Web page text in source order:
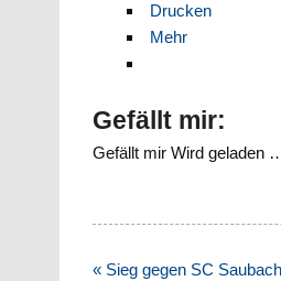
Drucken
Mehr
Gefällt mir:
Gefällt mir Wird geladen
Beitragsnavigation
« Sieg gegen SC